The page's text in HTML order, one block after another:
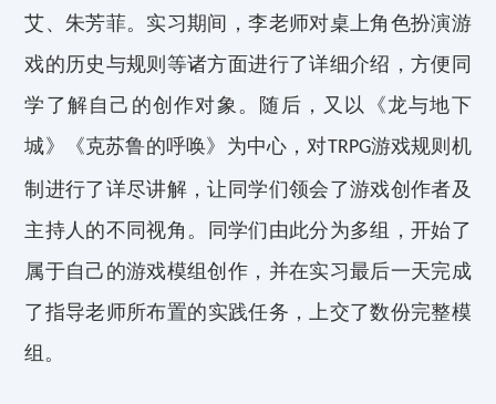
艾、朱芳菲。实习期间，李老师对桌上角色扮演游
戏的历史与规则等诸方面进行了详细介绍，方便同
学了解自己的创作对象。随后，又以《龙与地下
城》《克苏鲁的呼唤》为中心，对TRPG游戏规则机
制进行了详尽讲解，让同学们领会了游戏创作者及
主持人的不同视角。 同学们由此分为多组 ， 开始了
属于自己的游戏模组创作，并在实习最后一天完成
了指导老师所布置的实践任务 ，上交了数份完整模
组。